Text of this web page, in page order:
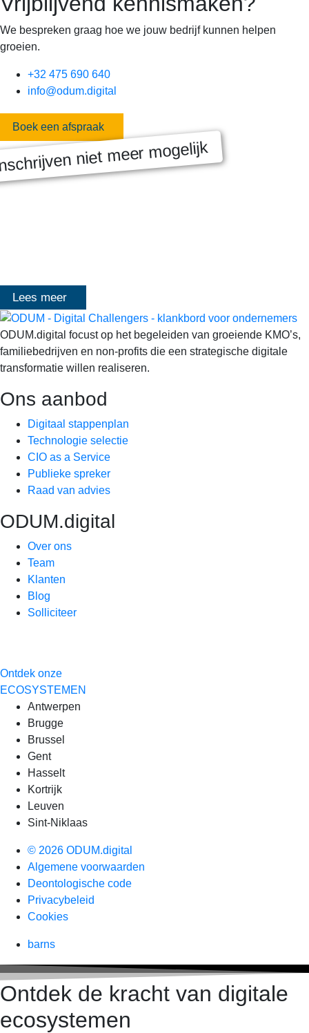
We bespreken graag hoe we jouw bedrijf kunnen helpen
groeien.
+32 475 690 640
info@odum.digital
Boek een afspraak
niet meer mogelijk
MASTERCLASS 2025
Lees meer
ODUM.digital focust op het begeleiden van groeiende KMO’s,
familiebedrijven en non-profits die een strategische digitale
transformatie willen realiseren.
Ons aanbod
Digitaal stappenplan
Technologie selectie
CIO as a Service
Publieke spreker
Raad van advies
ODUM.digital
Over ons
Team
Klanten
Blog
Solliciteer
Ontdek onze
ECOSYSTEMEN
Antwerpen
Brugge
Brussel
Gent
Hasselt
Kortrijk
Leuven
Sint-Niklaas
© 2026 ODUM.digital
Algemene voorwaarden
Deontologische code
Privacybeleid
Cookies
barns
Ontdek de kracht van digitale
ecosystemen